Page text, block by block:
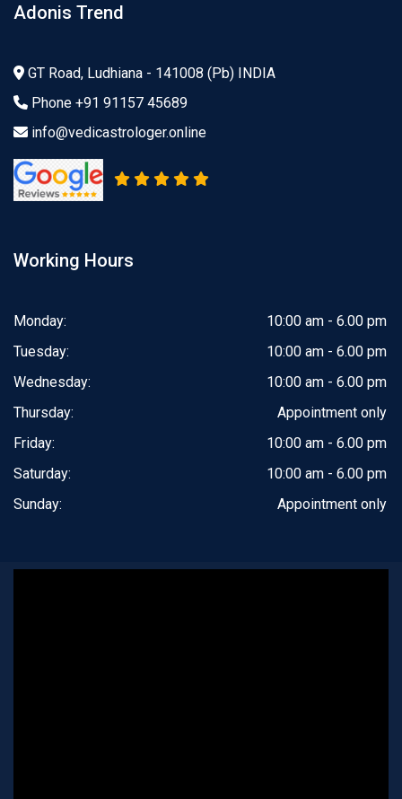
Adonis Trend
GT Road, Ludhiana - 141008 (Pb) INDIA
Phone +91 91157 45689
info@vedicastrologer.online
Working Hours
Monday:
10:00 am - 6.00 pm
Tuesday:
10:00 am - 6.00 pm
Wednesday:
10:00 am - 6.00 pm
Thursday:
Appointment only
Friday:
10:00 am - 6.00 pm
Saturday:
10:00 am - 6.00 pm
Sunday:
Appointment only